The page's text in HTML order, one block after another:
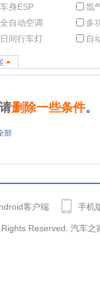
车身ESP 氙
全自动空调 多
日间行车灯 自
删除一些条件。
部
客户端 手机
Reserved. 汽车之